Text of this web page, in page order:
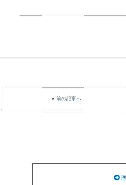
«前の記事へ